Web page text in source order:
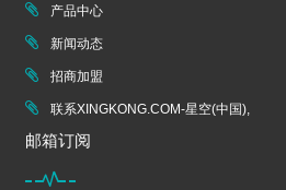
产品中心
新闻动态
招商加盟
联系XINGKONG.COM-星空(中国),
邮箱订阅